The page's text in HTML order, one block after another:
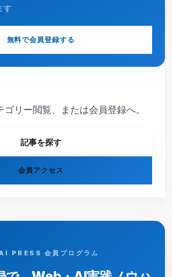
す
無料で会員登録する
リー閲覧、または会員登録へ。
記事を探す
会員アクセス
PRESS 会員プログラム